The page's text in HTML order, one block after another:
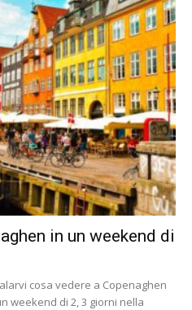
in un weekend di
cosa vedere a Copenaghen
weekend di 2, 3 giorni nella